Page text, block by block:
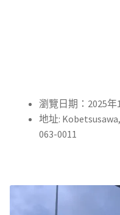
瀏覽日期：2025年
地址:
063-0011